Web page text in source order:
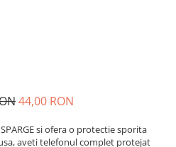
44,00 RON
si ofera o protectie sporita
aveti telefonul complet protejat